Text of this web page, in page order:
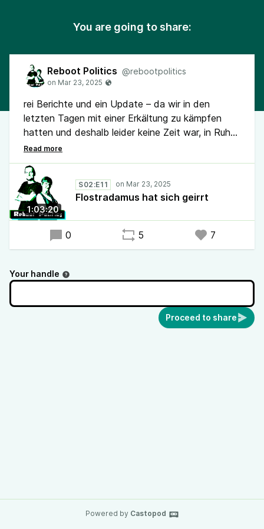
You are going to share:
Reboot Politics @rebootpolitics
rei Berichte und ein Update – da wir in den
letzten Tagen mit einer Erkältung zu kämpfen
hatten und deshalb leider keine Zeit war, in Ruhe
zu recherchieren, haben wir für euch eine
verkürzte Folge im Gepäck. Dieses Mal geht es
um den letzten Fediverse-Workshop im KuRSiF,
den Stadtrat der Tiere im Rahmen der Gratis
Rollenspiel Tage, die Chemnitzer Linuxtage, das
Milliardenpaket, die Trends und die demnächst
anstehenden Termine.
1:03:20
S02:E11
Flostradamus hat sich geirrt
0 5 7
Your handle
Proceed to share
Powered by Castopod